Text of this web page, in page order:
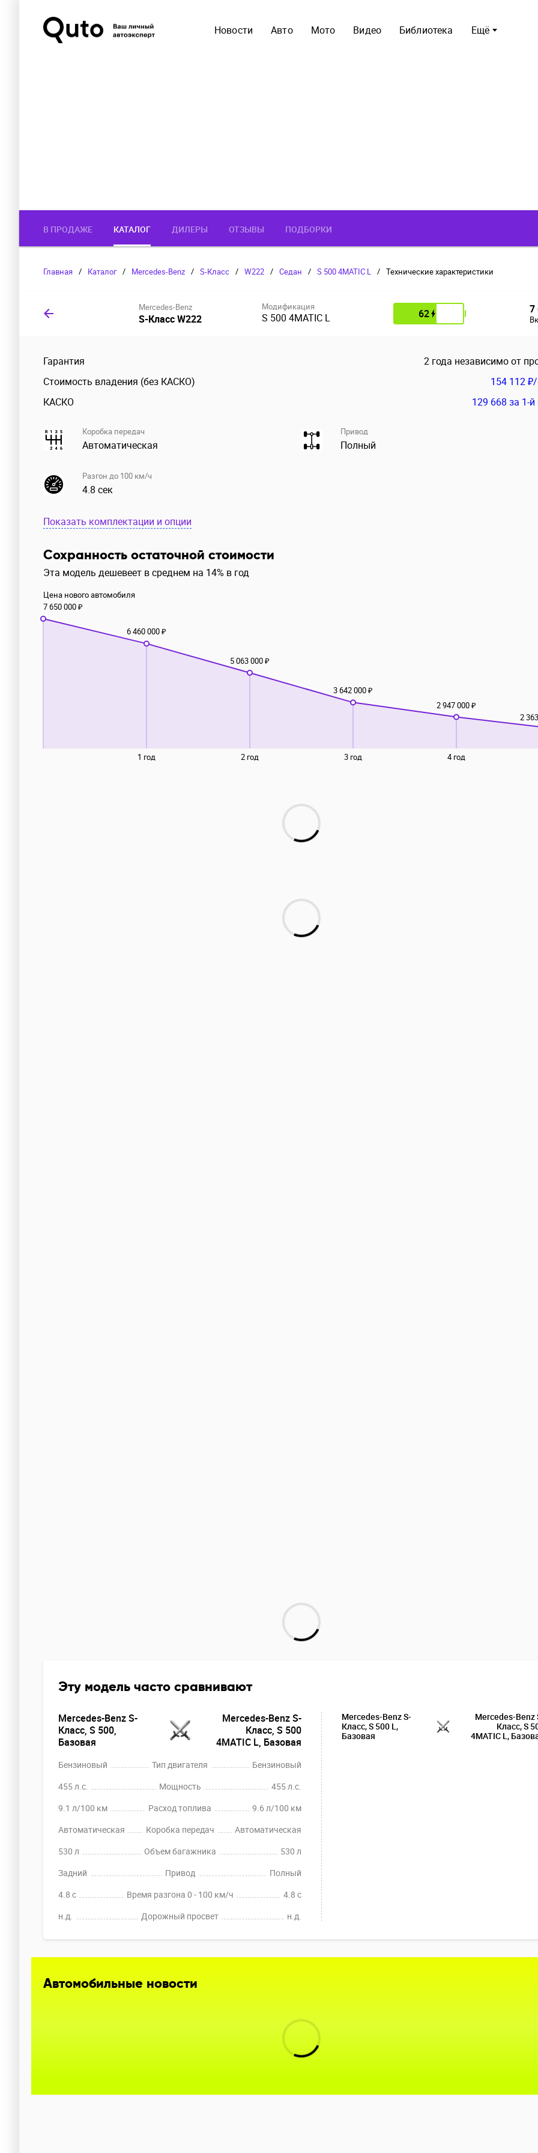
Ещё
Новости Авто Мото Видео Библиотека
В ПРОДАЖЕ КАТАЛОГ ДИЛЕРЫ ОТЗЫВЫ ПОДБОРКИ
Главная / Каталог / Mercedes-Benz / S-Класс / W222 / Седан / S 500 4MATIC L / Технические характеристики
Mercedes-Benz
S-Класс W222
Модификация
S 500 4MATIC L 62 7
Гарантия
2 года независимо от
Стоимость владения (без КАСКО)
154 112
КАСКО
129 668 за 1-й
Коробка передач
Автоматическая
Привод
Полный
Разгон до 100 км/ч
4.8 сек
Показать комплектации и опции
Сохранность остаточной стоимости
Эта модель дешевеет в среднем на 14% в год
1 год 2 год 3 год 4 год
Цена нового автомобиля
7 650 000 ₽
6 460 000 ₽
5 063 000 ₽
3 642 000 ₽
2 947 000 ₽
2
Эту модель часто сравнивают
Mercedes-Benz S-
Класс, S 500,
Базовая
Mercedes-Benz S-
Класс, S 500
4MATIC L, Базовая
Бензиновый Тип двигателя
Бензиновый
455 л.с.
Мощность
455 л.с.
9.1 л/100 км
Расход топлива
9.6 л/100 км
Автоматическая
Коробка передач
Автоматическая
530 л
Объем багажника
530 л
Задний
Привод
Полный
4.8 c
Время разгона 0 - 100 км/ч
4.8 c
н.д.
Дорожный просвет н.д.
Mercedes-Benz S-
Класс, S 500 L,
Базовая
Mercedes-Benz
Класс, S
4MATIC L,
Автомобильные новости